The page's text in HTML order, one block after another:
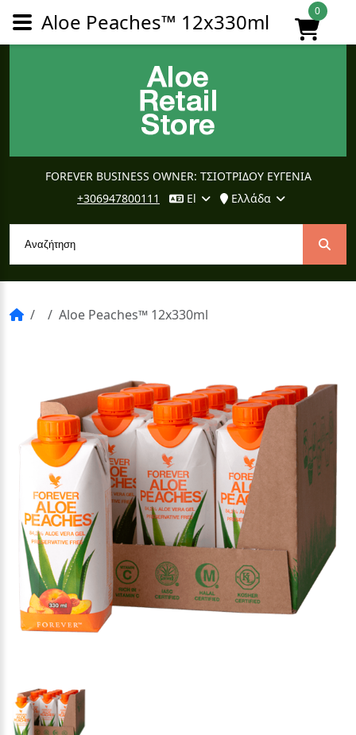
FOREVER BUSINESS OWNER: ΤΣΙΟΤΡΙΔΟΥ ΕΥΓΕΝΙΑ
+306947800111
El Ελλάδα
0
Aloe Peaches™ 12x330ml
Aloe Peaches™ 12x330ml